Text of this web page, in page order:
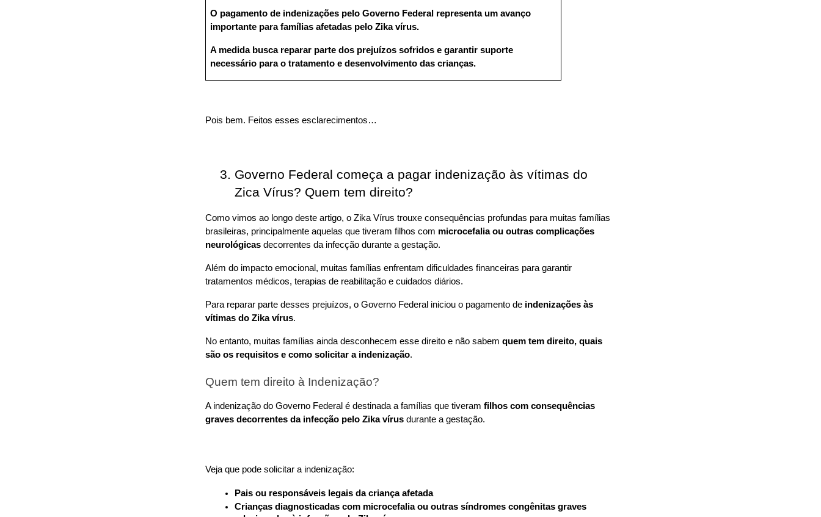
O pagamento de indenizações pelo Governo Federal representa um avanço
importante para famílias afetadas pelo Zika vírus.
A medida busca reparar parte dos prejuízos sofridos e garantir suporte
necessário para o tratamento e desenvolvimento das crianças.
Pois bem. Feitos esses esclarecimentos…
Governo Federal começa a pagar indenização às vítimas do
Zica Vírus? Quem tem direito?
Como vimos ao longo deste artigo, o Zika Vírus trouxe consequências profundas para muitas famílias
brasileiras, principalmente aquelas que tiveram filhos com microcefalia ou outras complicações
neurológicas decorrentes da infecção durante a gestação.
Além do impacto emocional, muitas famílias enfrentam dificuldades financeiras para garantir
tratamentos médicos, terapias de reabilitação e cuidados diários.
Para reparar parte desses prejuízos, o Governo Federal iniciou o pagamento de indenizações às
vítimas do Zika vírus.
No entanto, muitas famílias ainda desconhecem esse direito e não sabem quem tem direito, quais
são os requisitos e como solicitar a indenização.
Quem tem direito à Indenização?
A indenização do Governo Federal é destinada a famílias que tiveram filhos com consequências
graves decorrentes da infecção pelo Zika vírus durante a gestação.
Veja que pode solicitar a indenização:
Pais ou responsáveis legais da criança afetada
Crianças diagnosticadas com microcefalia ou outras síndromes congênitas graves